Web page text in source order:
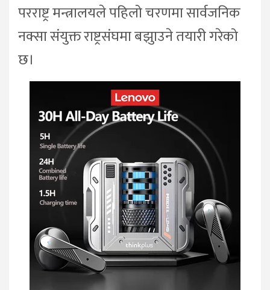
परराष्ट्र मन्त्रालयले पहिलो चरणमा सार्वजनिक
नक्सा संयुक्त राष्ट्रसंघमा बझुाउने तयारी गरेको
छ।